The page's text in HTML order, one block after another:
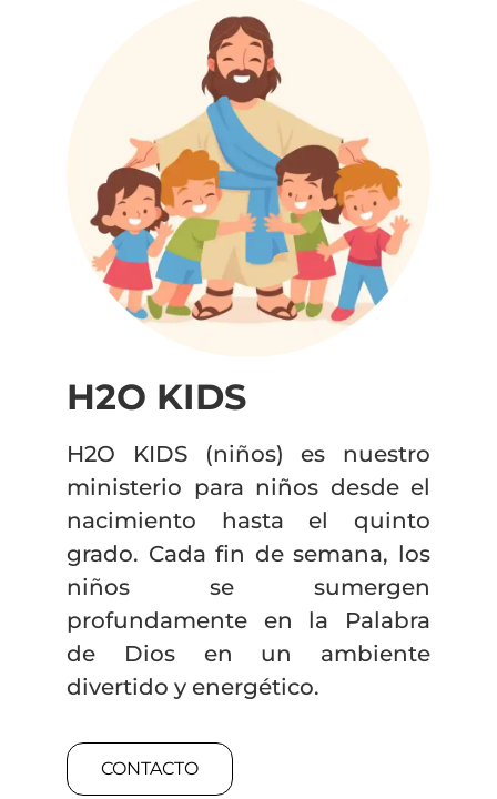
H2O KIDS
H2O KIDS (niños) es nuestro
ministerio para niños desde el
nacimiento hasta el quinto
grado. Cada fin de semana, los
niños se sumergen
profundamente en la Palabra
de Dios en un ambiente
divertido y energético.
CONTACTO